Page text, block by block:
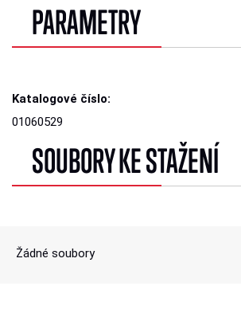
PARAMETRY
Katalogové číslo:
01060529
SOUBORY KE STAŽENÍ
Žádné soubory